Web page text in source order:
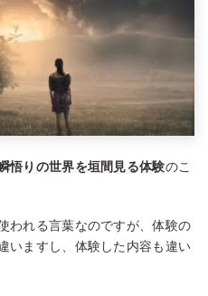
悟りの世界を垣間見る体験のこ
われる言葉なのですが、体験の
いますし、体験した内容も違い